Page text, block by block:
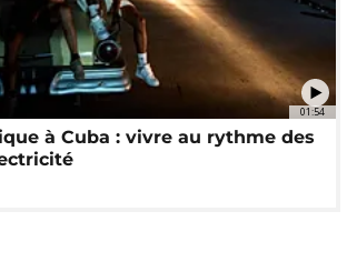
01:54
à Cuba : vivre au rythme des